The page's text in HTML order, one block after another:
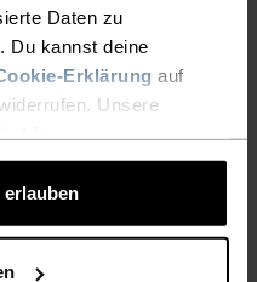
Daten zu
Du kannst deine
Erklärung auf
Unsere